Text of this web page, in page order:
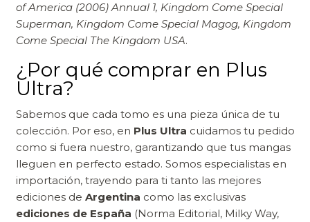
of America (2006) Annual 1, Kingdom Come Special
Superman, Kingdom Come Special Magog, Kingdom
Come Special The Kingdom USA.
¿Por qué comprar en Plus
Ultra?
Sabemos que cada tomo es una pieza única de tu
colección. Por eso, en Plus Ultra cuidamos tu pedido
como si fuera nuestro, garantizando que tus mangas
lleguen en perfecto estado. Somos especialistas en
importación, trayendo para ti tanto las mejores
ediciones de Argentina como las exclusivas
ediciones de España (Norma Editorial, Milky Way,